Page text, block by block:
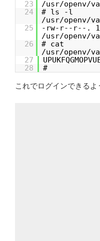
23
/usr/openv/
24
# ls -l
/usr/openv/
25
-rw-r--r--. 1
/usr/openv/
26
# cat
/usr/openv/
27
28
#
これでログインできるよ